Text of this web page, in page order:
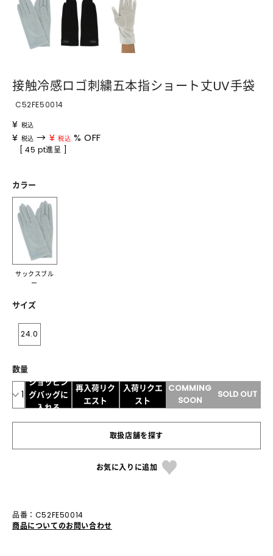
接触冷感ロゴ刺繍五本指ショート丈UV手袋
C52FE50014
¥ 税込
¥ 税込 → ¥ 税込 % OFF
[ 45 pt進呈 ]
カラー
サックスブル
ー
サイズ
24.0
数量
1
ショッピン
グバッグに
入れる
再入荷リク
エスト
入荷リクエ
スト
COMMING
SOON
SOLD OUT
取扱店舗を探す
お気に入りに追加
品番：C52FE50014
商品についてのお問い合わせ